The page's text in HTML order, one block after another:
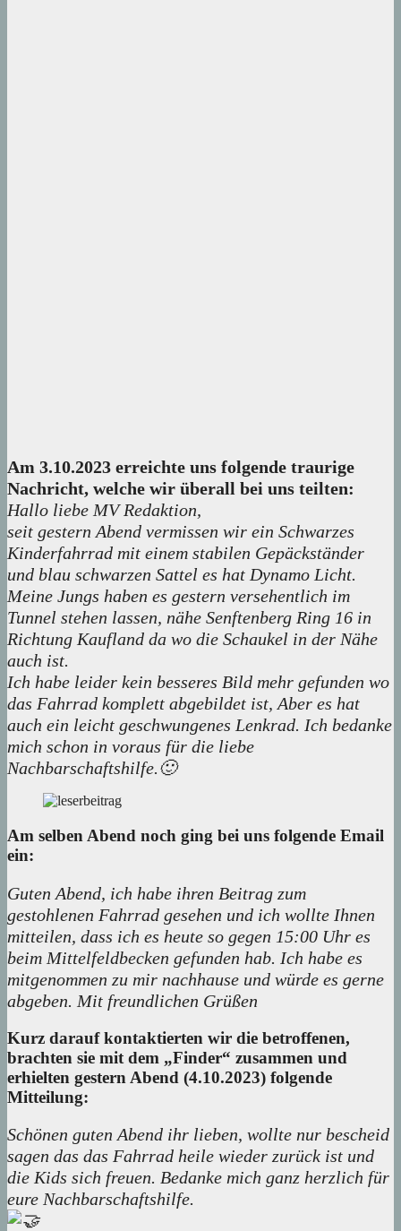
Am 3.10.2023 erreichte uns folgende traurige
Nachricht, welche wir überall bei uns teilten:
Hallo liebe MV Redaktion,
seit gestern Abend vermissen wir ein Schwarzes
Kinderfahrrad mit einem stabilen Gepäckständer
und blau schwarzen Sattel es hat Dynamo Licht.
Meine Jungs haben es gestern versehentlich im
Tunnel stehen lassen, nähe Senftenberg Ring 16 in
Richtung Kaufland da wo die Schaukel in der Nähe
auch ist.
Ich habe leider kein besseres Bild mehr gefunden wo
das Fahrrad komplett abgebildet ist, Aber es hat
auch ein leicht geschwungenes Lenkrad. Ich bedanke
mich schon in voraus für die liebe
Nachbarschaftshilfe.🙂
Am selben Abend noch ging bei uns folgende Email
ein:
Guten Abend, ich habe ihren Beitrag zum
gestohlenen Fahrrad gesehen und ich wollte Ihnen
mitteilen, dass ich es heute so gegen 15:00 Uhr es
beim Mittelfeldbecken gefunden hab. Ich habe es
mitgenommen zu mir nachhause und würde es gerne
abgeben. Mit freundlichen Grüßen
Kurz darauf kontaktierten wir die betroffenen,
brachten sie mit dem „Finder“ zusammen und
erhielten gestern Abend (4.10.2023) folgende
Mitteilung:
Schönen guten Abend ihr lieben, wollte nur bescheid
sagen das das Fahrrad heile wieder zurück ist und
die Kids sich freuen. Bedanke mich ganz herzlich für
eure Nachbarschaftshilfe.